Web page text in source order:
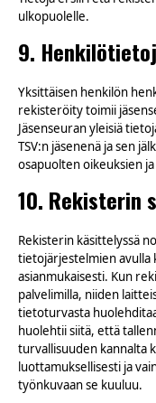
ulkopuolelle.
9.
Yksittäisen henkilön
rekisteröity toimii
Jäsenseuran yleisiä
TSV:n jäsenenä ja sen
osapuolten oikeuksien
10. Rekisterin
Rekisterin käsittelyssä
tietojärjestelmien avulla
asianmukaisesti. Kun
palvelimilla, niiden
tietoturvasta
huolehtii siitä, että
turvallisuuden kannalta
luottamuksellisesti ja
työnkuvaan se kuuluu.